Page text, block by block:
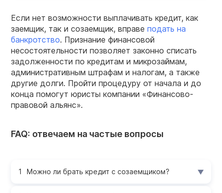
Если нет возможности выплачивать кредит, как
заемщик, так и созаемщик, вправе подать на
банкротство. Признание финансовой
несостоятельности позволяет законно списать
задолженности по кредитам и микрозаймам,
административным штрафам и налогам, а также
другие долги. Пройти процедуру от начала и до
конца помогут юристы компании «Финансово-
правовой альянс».
FAQ: отвечаем на частые вопросы
Можно ли брать кредит с созаемщиком?